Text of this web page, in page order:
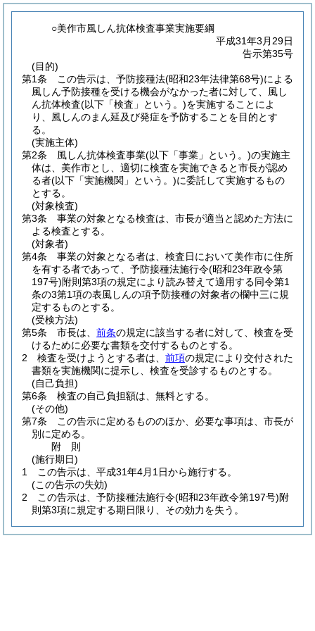
○美作市風しん抗体検査事業実施要綱
平成31年3月29日
告示第35号
(目的)
第1条
この告示は、予防接種法(昭和23年法律第68号)による
風しん予防接種を受ける機会がなかった者に対して、風し
ん抗体検査(以下「検査」という。)を実施することによ
り、風しんのまん延及び発症を予防することを目的とす
る。
(実施主体)
第2条
風しん抗体検査事業(以下「事業」という。)の実施主
体は、美作市とし、適切に検査を実施できると市長が認め
る者(以下「実施機関」という。)に委託して実施するもの
とする。
(対象検査)
第3条
事業の対象となる検査は、市長が適当と認めた方法に
よる検査とする。
(対象者)
第4条
事業の対象となる者は、検査日において美作市に住所
を有する者であって、予防接種法施行令(昭和23年政令第
197号)附則第3項の規定により読み替えて適用する同令第1
条の3第1項の表風しんの項予防接種の対象者の欄中三に規
定するものとする。
(受検方法)
第5条
市長は、 前条の規定に該当する者に対して、検査を受
けるために必要な書類を交付するものとする。
2
検査を受けようとする者は、 前項の規定により交付された
書類を実施機関に提示し、検査を受診するものとする。
(自己負担)
第6条
検査の自己負担額は、無料とする。
(その他)
第7条
この告示に定めるもののほか、必要な事項は、市長が
別に定める。
附 則
(施行期日)
1
この告示は、平成31年4月1日から施行する。
(この告示の失効)
2
この告示は、予防接種法施行令(昭和23年政令第197号)附
則第3項に規定する期日限り、その効力を失う。